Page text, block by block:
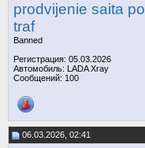
prodvijenie saita po
traf
Banned
Регистрация: 05.03.2026
Автомобиль: LADA Xray
Сообщений: 100
06.03.2026, 02:41